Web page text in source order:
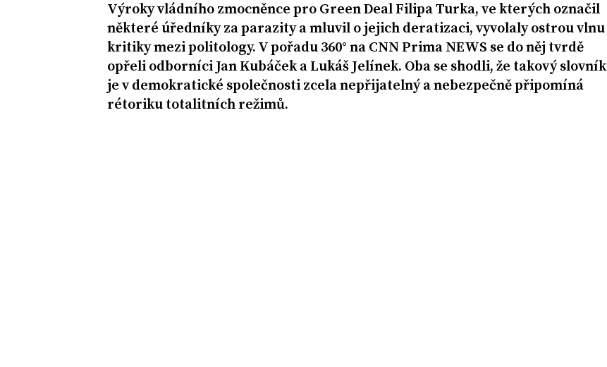
Výroky vládního zmocněnce pro Green Deal Filipa Turka, ve kterých označil
některé úředníky za parazity a mluvil o jejich deratizaci, vyvolaly ostrou vlnu
kritiky mezi politology. V pořadu 360° na CNN Prima NEWS se do něj tvrdě
opřeli odborníci Jan Kubáček a Lukáš Jelínek. Oba se shodli, že takový slovník
je v demokratické společnosti zcela nepřijatelný a nebezpečně připomíná
rétoriku totalitních režimů.